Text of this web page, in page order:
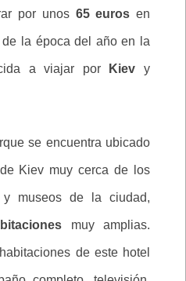
por unos 65 euros en
la época del año en la
a viajar por Kiev y
se encuentra ubicado
Kiev muy cerca de los
y museos de la ciudad,
muy amplias.
de este hotel